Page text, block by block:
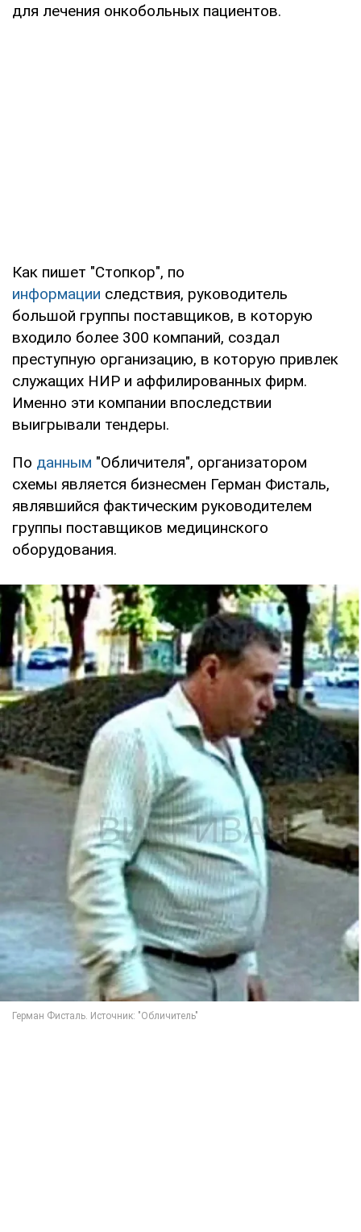
для лечения онкобольных пациентов.
Как пишет "Стопкор", по
информации следствия, руководитель
большой группы поставщиков, в которую
входило более 300 компаний, создал
преступную организацию, в которую привлек
служащих НИР и аффилированных фирм.
Именно эти компании впоследствии
выигрывали тендеры.
По данным "Обличителя", организатором
схемы является бизнесмен Герман Фисталь,
являвшийся фактическим руководителем
группы поставщиков медицинского
оборудования.